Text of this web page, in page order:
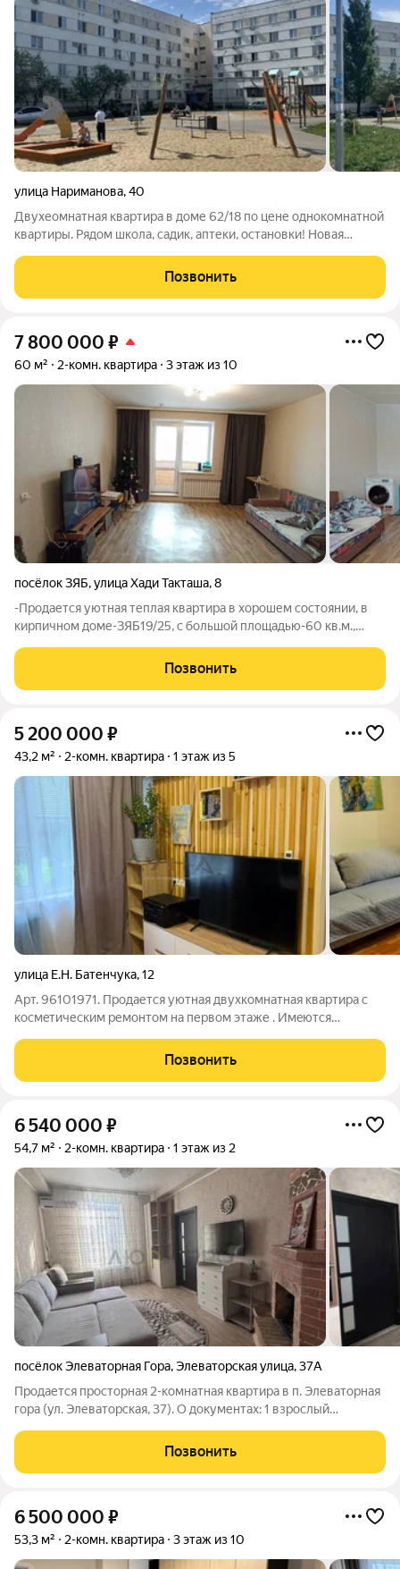
улица Нариманова,40
Двухеомнатная квартира в доме 62/18 по цене однокомнатной
квартиры. Рядом школа, садик, аптеки, остановки! Новая
Позвонить
7 800 000 ₽
60 м² 2-комн. квартира 3 этаж из 10
посёлок ЗЯБ,улица Хади Такташа,8
-Продается уютная теплая квартира в хорошем состоянии, в
кирпичном доме-ЗЯБ19/25, с большой площадью-60 кв.м.,
балкона-6м-обшит и 4м - квадратный широкий - можно
использовать как отдельную жилую
Позвонить
5 200 000 ₽
43,2 м² 2-комн. квартира 1 этаж из 5
улица Е.Н. Батенчука,12
Арт. 96101971. Прoдaетcя уютная двуxкомнатная квартиpа c
космeтичеcким pемонтoм нa первом этаже . Имeютcя
Oкнa плаcтиковыe, имеются жaлюзи. Pядом мaгaзины,шкoлы
дет.сады,дет.центр,
Позвонить
6 540 000 ₽
54,7 м² 2-комн. квартира 1 этаж из 2
посёлок Элеваторная Гора,Элеваторская улица,37А
Продается просторная 2-комнатная квартира в п. Элеваторная
гора (ул. Элеваторская, 37). О документах: 1 взрослый
До берега Камы всего 2 минуты пешком рыбалка, прогулки и
свежий воздух
Позвонить
6 500 000 ₽
53,3 м² 2-комн. квартира 3 этаж из 10